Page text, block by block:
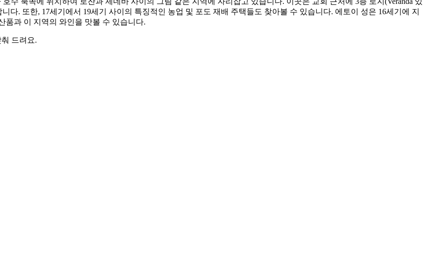
다. 또한, 17세기에서 19세기 사이의 특징적인 농업 및 포도 재배 주택들도 찾아볼 수 있습니다. 에토이 성은 16세기에 지
품과 이 지역의 와인을 맛볼 수 있습니다.
드려요.